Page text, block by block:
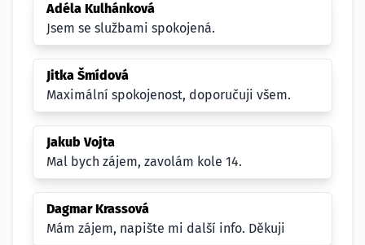
Adéla Kulhánková
Jsem se službami spokojená.
Jitka Šmídová
Maximální spokojenost, doporučuji všem.
Jakub Vojta
Mal bych zájem, zavolám kole 14.
Dagmar Krassová
Mám zájem, napište mi další info. Děkuji